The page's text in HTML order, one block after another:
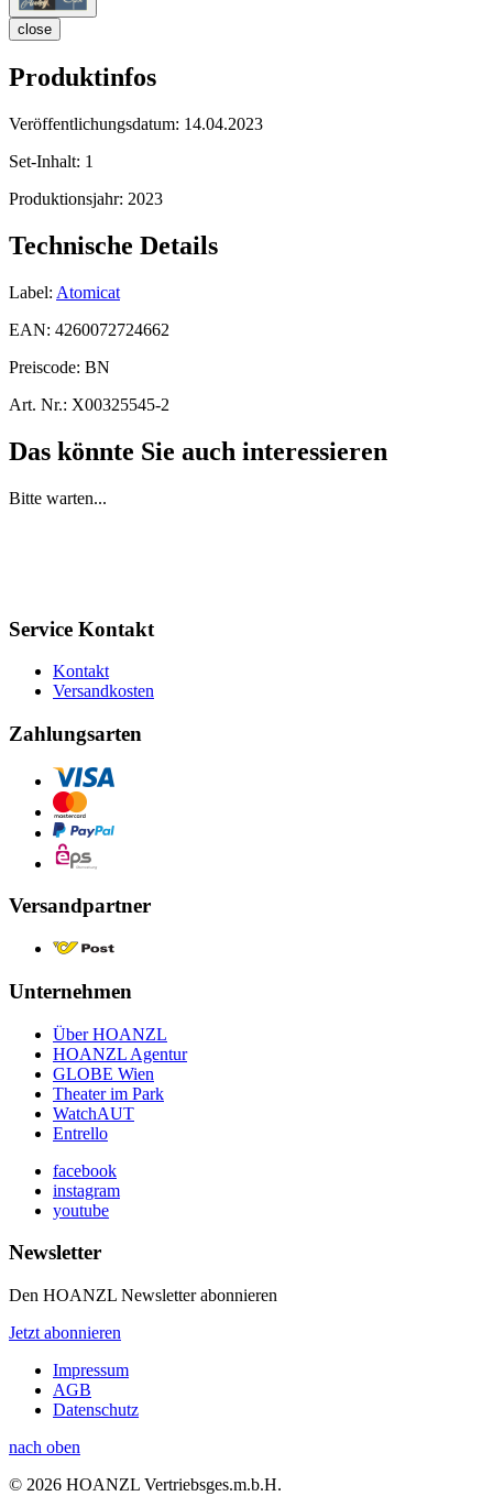
close
Produktinfos
Veröffentlichungsdatum: 14.04.2023
Set-Inhalt: 1
Produktionsjahr: 2023
Technische Details
Label: Atomicat
EAN: 4260072724662
Preiscode: BN
Art. Nr.: X00325545-2
Das könnte Sie auch interessieren
Bitte warten...
Service Kontakt
Kontakt
Versandkosten
Zahlungsarten
Versandpartner
Unternehmen
Über HOANZL
HOANZL Agentur
GLOBE Wien
Theater im Park
WatchAUT
Entrello
facebook
instagram
youtube
Newsletter
Den HOANZL Newsletter abonnieren
Jetzt abonnieren
Impressum
AGB
Datenschutz
nach oben
© 2026 HOANZL Vertriebsges.m.b.H.